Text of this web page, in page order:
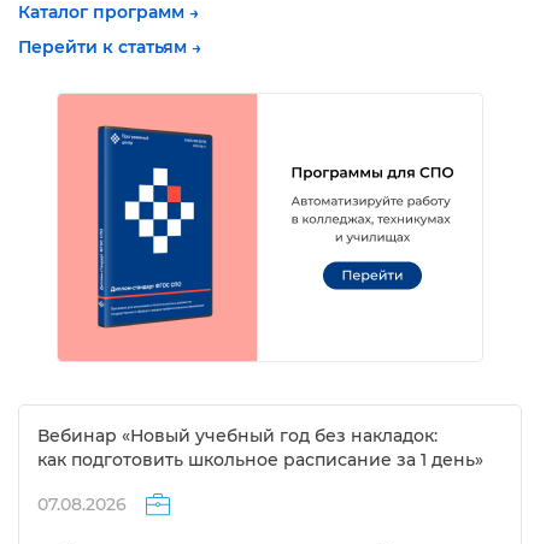
Каталог программ →
Перейти к статьям →
ебинар «Новый учебный год без накладок:
как подготовить школьное расписание за 1 день»
07.08.2026